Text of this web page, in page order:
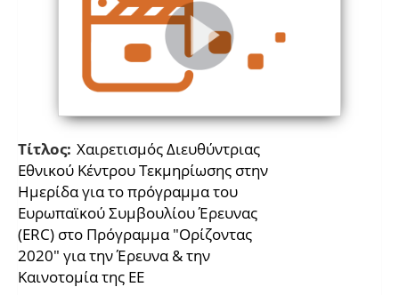
Τίτλος: Χαιρετισμός Διευθύντριας
Εθνικού Κέντρου Τεκμηρίωσης στην
Ημερίδα για το πρόγραμμα του
Ευρωπαϊκού Συμβουλίου Έρευνας
(ERC) στο Πρόγραμμα "Oρίζοντας
2020" για την Έρευνα & την
Καινοτομία της ΕΕ